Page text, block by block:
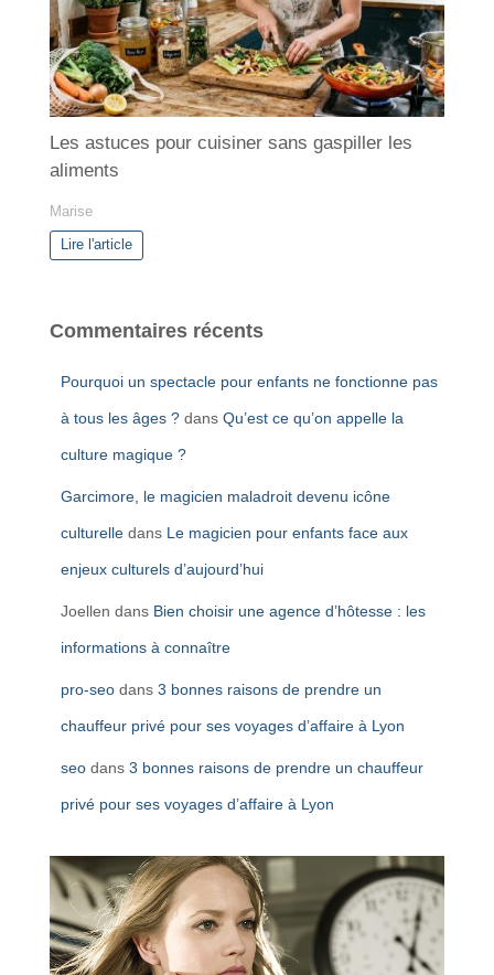
Les astuces pour cuisiner sans gaspiller les
aliments
Marise
Lire l'article
Commentaires récents
Pourquoi un spectacle pour enfants ne fonctionne pas
à tous les âges ? dans Qu’est ce qu’on appelle la
culture magique ?
Garcimore, le magicien maladroit devenu icône
culturelle dans Le magicien pour enfants face aux
enjeux culturels d’aujourd’hui
Joellen dans Bien choisir une agence d’hôtesse : les
informations à connaître
pro-seo dans 3 bonnes raisons de prendre un
chauffeur privé pour ses voyages d’affaire à Lyon
seo dans 3 bonnes raisons de prendre un chauffeur
privé pour ses voyages d’affaire à Lyon